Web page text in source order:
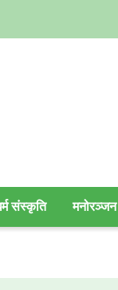
संस्कृति मनोरञ्जन